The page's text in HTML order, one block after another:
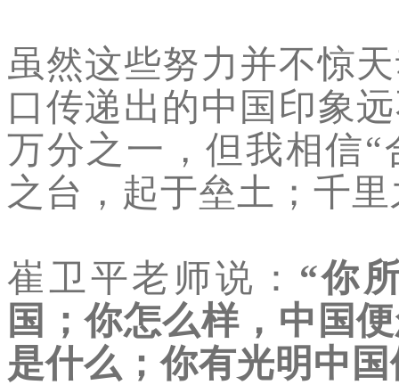
虽然这些努力并不惊
口传递出的中国印象
万分之一，但我相信
之台，起于垒土；千
崔卫平老师说： “你
国；你怎么样，中国
是什么；你有光明中